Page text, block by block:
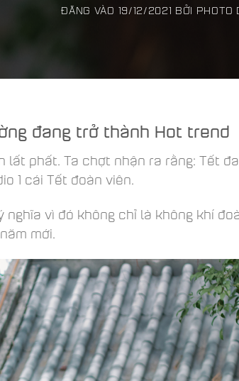
ĐĂNG VÀO 19/12/2021 BỞI PHOTO
đang trở thành Hot trend
lất phất. Ta chợt nhận ra rằng: Tết
1 cái Tết đoàn viên.
vì đó không chỉ là không khí
mới.